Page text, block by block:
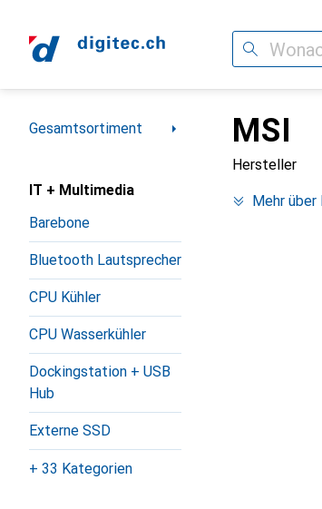
Suche
Navigation nach Kategorien
Gesamtsortiment
IT + Multimedia
Barebone
Bluetooth Lautsprecher
CPU Kühler
CPU Wasserkühler
Dockingstation + USB
Hub
Externe SSD
+ 33 Kategorien
MSI
Hersteller
Mehr über